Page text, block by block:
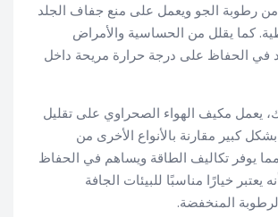
من رطوبة الجو ويعمل على منع جفاف الجلد
كما يقلل من الحساسية والأمراض
في الحفاظ على درجة حرارة مريحة داخل
يعمل مكيف الهواء الصحراوي على تقليل
كبير مقارنة بالأنواع الأخرى من
يوفر تكاليف الطاقة ويساهم في الحفاظ
يعتبر خيارًا مناسبًا للبيئات الجافة
المنخفضة.